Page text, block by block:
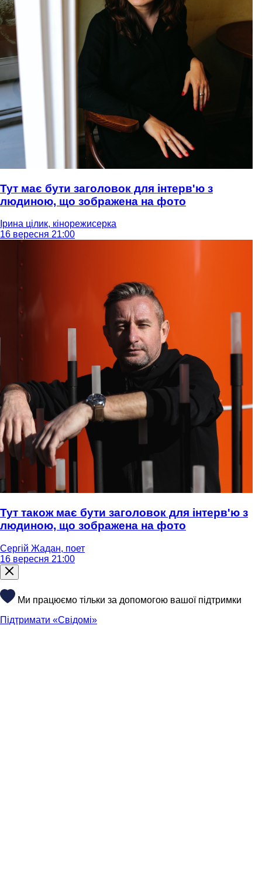
Тут має бути заголовок для інтерв'ю з
людиною, що зображена на фото
Ірина цілик, кінорежисерка
16 вересня 21:00
Тут також має бути заголовок для інтерв'ю з
людиною, що зображена на фото
Сергій Жадан, поет
16 вересня 21:00
Ми працюємо тільки за допомогою вашої підтримки
Підтримати «Свідомі»